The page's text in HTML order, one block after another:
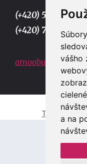
vášho
a na
(+420) 577 915
(+420) 773 667 390
Tvorba e-